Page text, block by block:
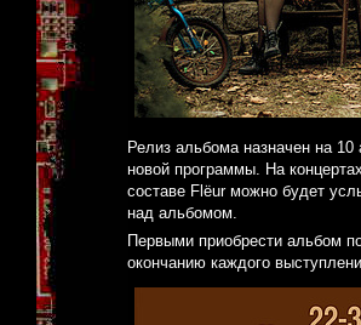
Релиз альбома назначен на
новой программы. На
составе Flёur можно будет
над альбомом.
Первыми приобрести альбом
окончанию каждого